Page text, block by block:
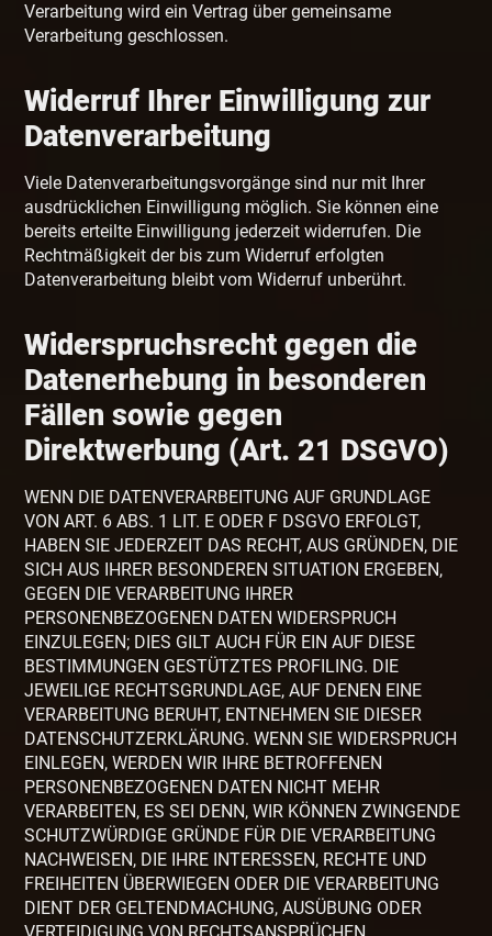
Verarbeitung wird ein Vertrag über gemeinsame
Verarbeitung geschlossen.
Widerruf Ihrer Einwilligung zur
Datenverarbeitung
Viele Datenverarbeitungsvorgänge sind nur mit Ihrer
ausdrücklichen Einwilligung möglich. Sie können eine
bereits erteilte Einwilligung jederzeit widerrufen. Die
Rechtmäßigkeit der bis zum Widerruf erfolgten
Datenverarbeitung bleibt vom Widerruf unberührt.
Widerspruchsrecht gegen die
Datenerhebung in besonderen
Fällen sowie gegen
Direktwerbung (Art. 21 DSGVO)
WENN DIE DATENVERARBEITUNG AUF GRUNDLAGE
VON ART. 6 ABS. 1 LIT. E ODER F DSGVO ERFOLGT,
HABEN SIE JEDERZEIT DAS RECHT, AUS GRÜNDEN, DIE
SICH AUS IHRER BESONDEREN SITUATION ERGEBEN,
GEGEN DIE VERARBEITUNG IHRER
PERSONENBEZOGENEN DATEN WIDERSPRUCH
EINZULEGEN; DIES GILT AUCH FÜR EIN AUF DIESE
BESTIMMUNGEN GESTÜTZTES PROFILING. DIE
JEWEILIGE RECHTSGRUNDLAGE, AUF DENEN EINE
VERARBEITUNG BERUHT, ENTNEHMEN SIE DIESER
DATENSCHUTZERKLÄRUNG. WENN SIE WIDERSPRUCH
EINLEGEN, WERDEN WIR IHRE BETROFFENEN
PERSONENBEZOGENEN DATEN NICHT MEHR
VERARBEITEN, ES SEI DENN, WIR KÖNNEN ZWINGENDE
SCHUTZWÜRDIGE GRÜNDE FÜR DIE VERARBEITUNG
NACHWEISEN, DIE IHRE INTERESSEN, RECHTE UND
FREIHEITEN ÜBERWIEGEN ODER DIE VERARBEITUNG
DIENT DER GELTENDMACHUNG, AUSÜBUNG ODER